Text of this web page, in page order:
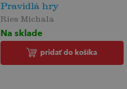
Pravidlá hry
Ries Michala
Na sklade
pridať do košíka